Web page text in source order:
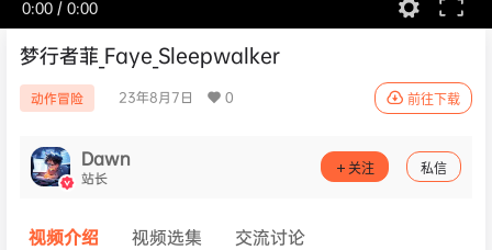
0:00 / 0:00
梦行者菲_Faye_Sleepwalker
动作冒险 23年8月7日 0 前往下载
Dawn
站长 关注 私信
视频介绍 视频选集 交流讨论